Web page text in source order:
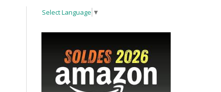
Select Language ▼